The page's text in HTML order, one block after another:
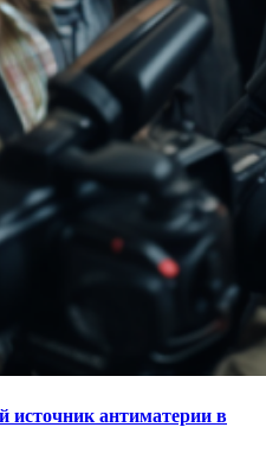
антиматерии в